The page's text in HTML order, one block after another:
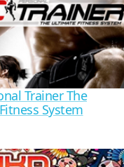
Trainer The
System